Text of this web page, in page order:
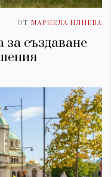
ОТ МАРИЕЛА ИЛИЕВА
създаване